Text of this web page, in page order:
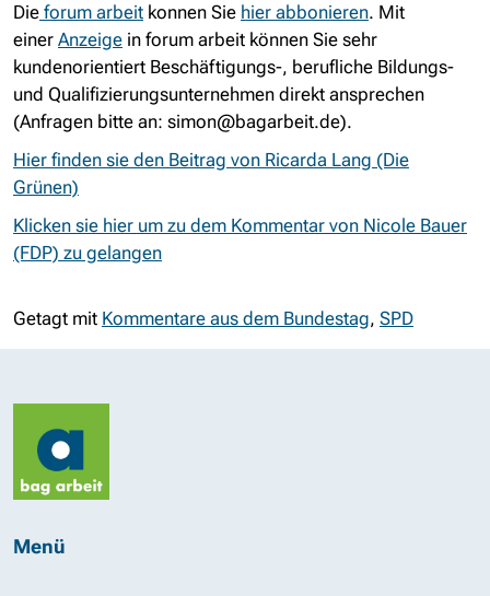
Die forum arbeit konnen Sie hier abbonieren. Mit
einer Anzeige in forum arbeit können Sie sehr
kundenorientiert Beschäftigungs-, berufliche Bildungs-
und Qualifizierungsunternehmen direkt ansprechen
(Anfragen bitte an: simon@bagarbeit.de).
Hier finden sie den Beitrag von Ricarda Lang (Die
Grünen)
Klicken sie hier um zu dem Kommentar von Nicole Bauer
(FDP) zu gelangen
Getagt mit Kommentare aus dem Bundestag, SPD
Menü